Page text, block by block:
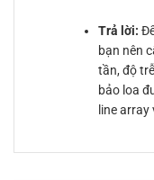
Trả lời:
bạn nên
tần, độ
bảo loa
line array